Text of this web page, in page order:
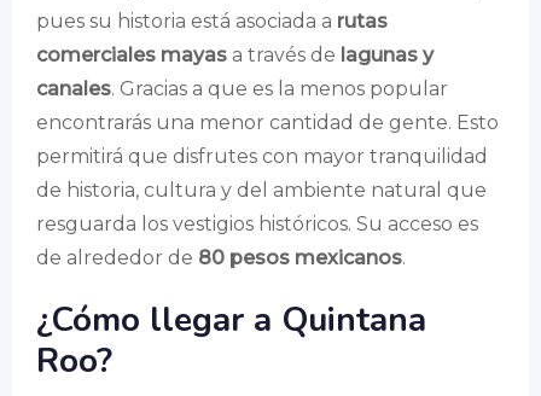
pues su historia está asociada a rutas
comerciales mayas a través de lagunas y
canales. Gracias a que es la menos popular
encontrarás una menor cantidad de gente. Esto
permitirá que disfrutes con mayor tranquilidad
de historia, cultura y del ambiente natural que
resguarda los vestigios históricos. Su acceso es
de alrededor de 80 pesos mexicanos.
¿Cómo llegar a Quintana
Roo?